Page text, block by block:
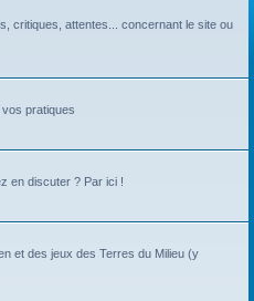
critiques, attentes... concernant le site ou
pratiques
en discuter ? Par ici !
et des jeux des Terres du Milieu (y